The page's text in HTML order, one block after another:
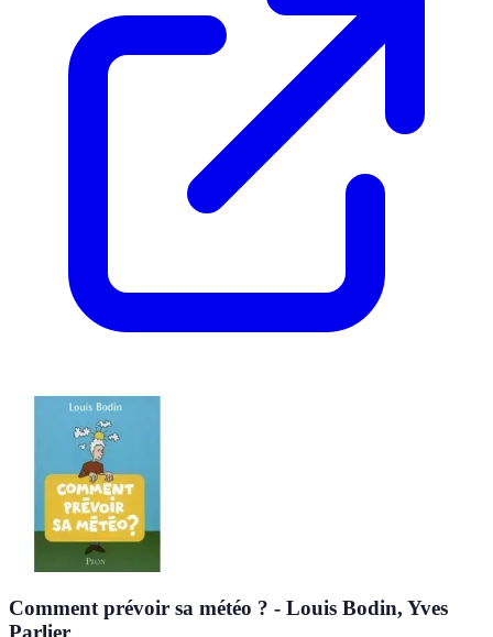
Comment prévoir sa météo ? - Louis Bodin, Yves
Parlier